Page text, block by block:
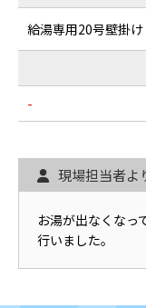
給湯専用20号壁掛け
-
現場担当者よ
お湯が出なくなっ
行いました。